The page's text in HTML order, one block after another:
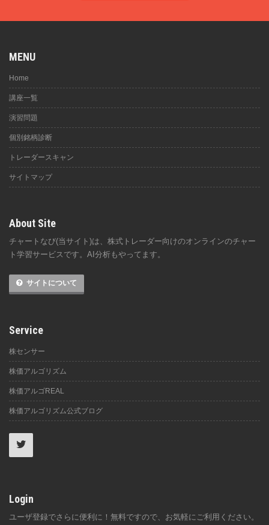
MENU
Home
講座一覧
演習問題
個別銘柄診断
トレーダースキャン
サイトマップ
About Site
チャートなび(当サイト)は、株式トレーダー向けのオンラインのチャー
ト学習サービスです。AI分析もやってます。
サイトについて
Service
株センサー
株価アルゴリズム
株価アルゴREAL
株価アルゴリズム公式ブログ
Login
ユーザ登録でさらに便利に！無料ですので、お気軽にご利用ください。